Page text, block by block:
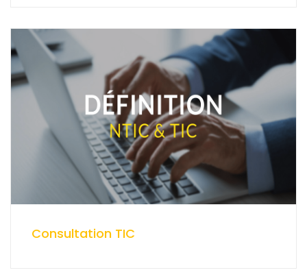
Consultation TIC